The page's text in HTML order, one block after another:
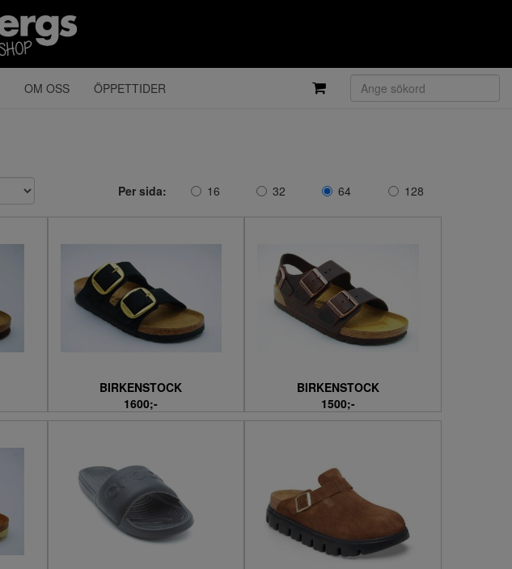
OM OSS ÖPPETTIDER
Per sida: 16 32 64 128
BIRKENSTOCK
1600;-
BIRKENSTOCK
1500;-